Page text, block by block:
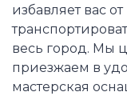
избавляет вас
весь город. Мы
приезжаем в
мастерская